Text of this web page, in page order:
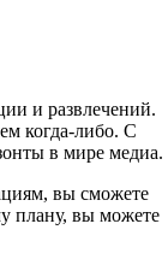
и развлечений.
когда-либо. С
в мире медиа.
вы сможете
плану, вы можете